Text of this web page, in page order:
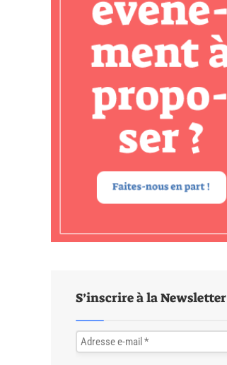
S’inscrire à la Newsletter